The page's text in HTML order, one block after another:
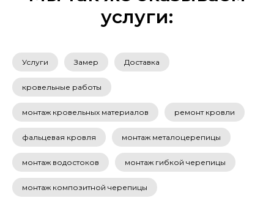
услуги:
Услуги Замер Доставка
кровельные работы
монтаж кровельных материалов ремонт кровли
фальцевая кровля монтаж металоцерепицы
монтаж водостоков монтаж гибкой черепицы
монтаж композитной черепицы